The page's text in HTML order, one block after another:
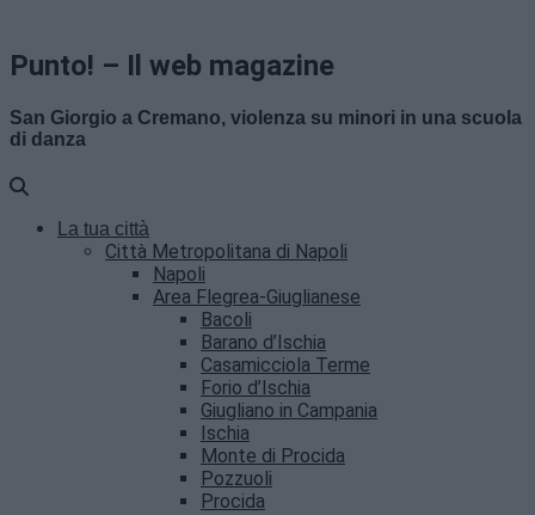
Punto! – Il web magazine
San Giorgio a Cremano, violenza su minori in una scuola
di danza
La tua città
Città Metropolitana di Napoli
Napoli
Area Flegrea-Giuglianese
Bacoli
Barano d’Ischia
Casamicciola Terme
Forio d’Ischia
Giugliano in Campania
Ischia
Monte di Procida
Pozzuoli
Procida